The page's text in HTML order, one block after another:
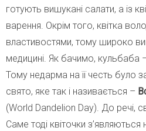
готують вишукані салати, а із
варення. Окрім того, квітка
властивостями, тому широко
медицині. Як бачимо, кульбаба
Тому недарма на її честь було
свято, яке так і називається –
(World Dandelion Day). До речі,
Саме тоді квіточки з’являються